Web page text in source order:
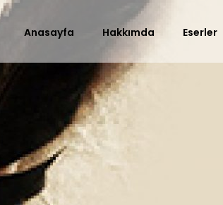
Anasayfa Hakkımda Eserler